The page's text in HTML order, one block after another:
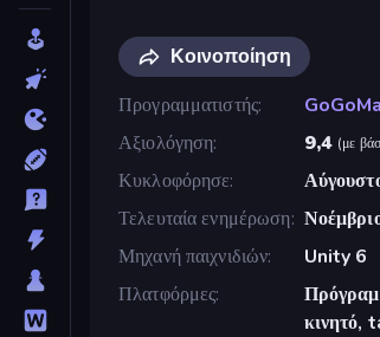
Κοινοποίηση
Προγραμματιστής
Αξιολόγηση
9,4 (με
Κυκλοφόρησε
Τελευταία ενημέρωση
Μηχανή παιχνιδιών
Unity 6
Πλατφόρμες